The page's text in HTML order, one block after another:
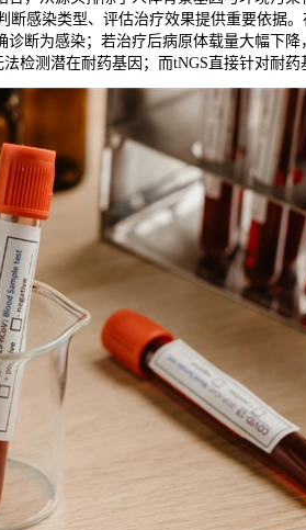
感染类型、评估治疗效果提供重要依据
断为感染；若治疗后病原体载量大幅下
测潜在耐药基因；而tNGS直接针对耐